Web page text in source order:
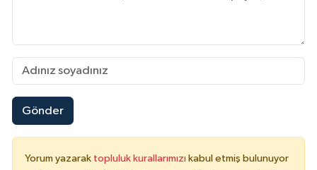
Gönder
Yorum yazarak topluluk kurallarımızı kabul etmiş bulunuyor